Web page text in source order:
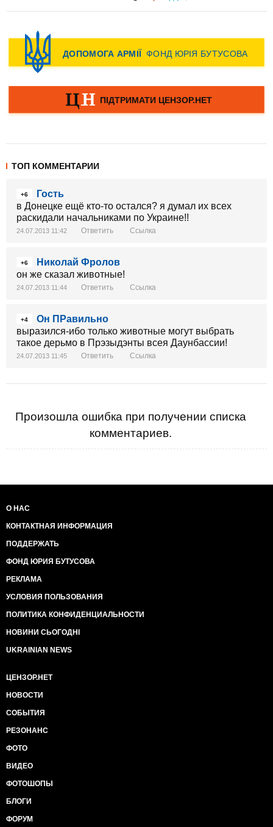
ТОП КОММЕНТАРИИ
+6
Гость
в Донецке ещё кто-то остался? я думал их всех
раскидали начальниками по Украине!!
24.07.2013 11:42 Ответить Ссылка
+6
Николай Фролов
он же сказал животные!
24.07.2013 11:44 Ответить Ссылка
+4
Он ПРавильно
выразился-ибо только животные могут выбрать
такое дерьмо в Прэзыдэнты всея Даунбассии!
24.07.2013 11:45 Ответить Ссылка
Произошла ошибка при получении списка
комментариев.
О НАС
КОНТАКТНАЯ ИНФОРМАЦИЯ
ПОДДЕРЖАТЬ
ФОНД ЮРИЯ БУТУСОВА
РЕКЛАМА
УСЛОВИЯ ПОЛЬЗОВАНИЯ
ПОЛИТИКА КОНФИДЕНЦИАЛЬНОСТИ
НОВИНИ СЬОГОДНІ
UKRAINIAN NEWS
ЦЕНЗОР.НЕТ
НОВОСТИ
СОБЫТИЯ
РЕЗОНАНС
ФОТО
ВИДЕО
ФОТОШОПЫ
БЛОГИ
ФОРУМ